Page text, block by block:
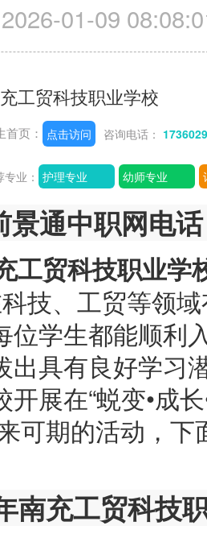
2026-01-09
工贸科技职业学校
首页： 点击访问 咨询电话：
业： 护理专业 幼师专业
景通中职网电
工贸科技职业学
技、工贸等领
位学生都能顺利
出具有良好学习
展在“蜕变•成
可期的活动，
南充工贸科技